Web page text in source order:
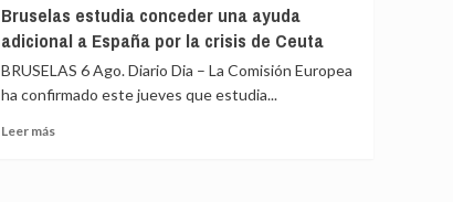
países
vecinos
proteger
sus
campamento
de
atletismo
el
Kilimanjaro
Bruselas estudia conceder una ayuda
adicional a España por la crisis de Ceuta
BRUSELAS 6 Ago. Diario Dia – La Comisión Europea
ha confirmado este jueves que estudia...
Leer másLeer